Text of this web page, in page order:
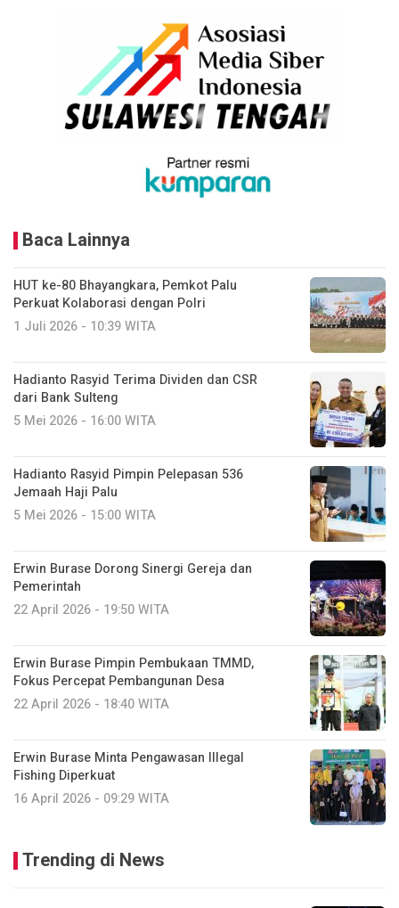
Baca Lainnya
HUT ke-80 Bhayangkara, Pemkot Palu
Perkuat Kolaborasi dengan Polri
1 Juli 2026 - 10:39 WITA
Hadianto Rasyid Terima Dividen dan CSR
dari Bank Sulteng
5 Mei 2026 - 16:00 WITA
Hadianto Rasyid Pimpin Pelepasan 536
Jemaah Haji Palu
5 Mei 2026 - 15:00 WITA
Erwin Burase Dorong Sinergi Gereja dan
Pemerintah
22 April 2026 - 19:50 WITA
Erwin Burase Pimpin Pembukaan TMMD,
Fokus Percepat Pembangunan Desa
22 April 2026 - 18:40 WITA
Erwin Burase Minta Pengawasan Illegal
Fishing Diperkuat
16 April 2026 - 09:29 WITA
Trending di News